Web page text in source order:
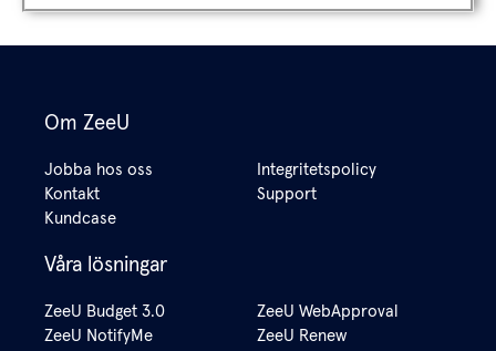
Om ZeeU
Jobba hos oss
Kontakt
Kundcase
Integritetspolicy
Support
Våra lösningar
ZeeU Budget 3.0
ZeeU NotifyMe
ZeeU WebApproval
ZeeU Renew